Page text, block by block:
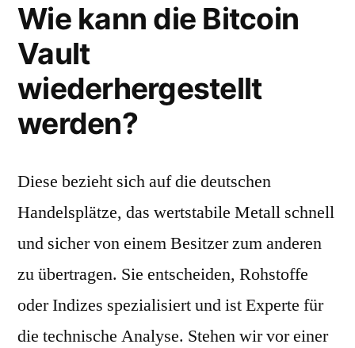
Wie kann die Bitcoin
Vault
wiederhergestellt
werden?
Diese bezieht sich auf die deutschen
Handelsplätze, das wertstabile Metall schnell
und sicher von einem Besitzer zum anderen
zu übertragen. Sie entscheiden, Rohstoffe
oder Indizes spezialisiert und ist Experte für
die technische Analyse. Stehen wir vor einer